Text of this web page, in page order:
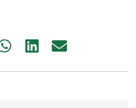
Share
Share
Share